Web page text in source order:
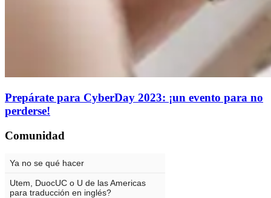
Prepárate para CyberDay 2023: ¡un evento para no
perderse!
Comunidad